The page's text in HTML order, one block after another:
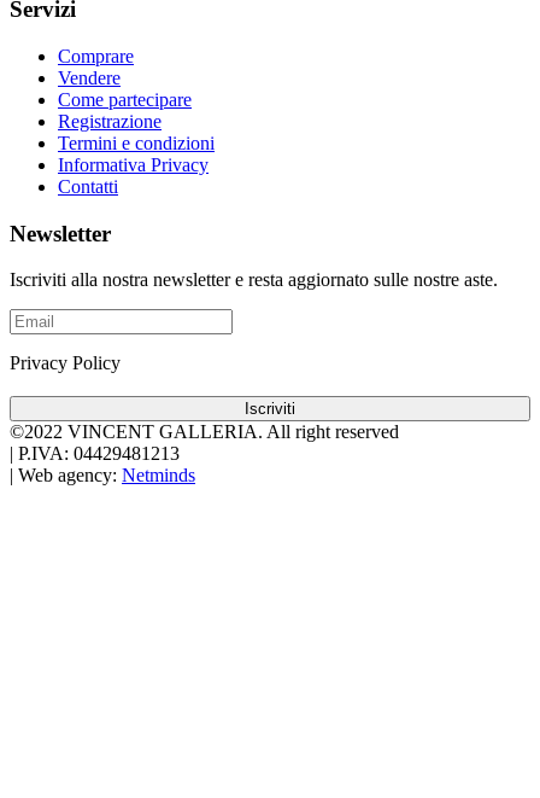
Servizi
Comprare
Vendere
Come partecipare
Registrazione
Termini e condizioni
Informativa Privacy
Contatti
Newsletter
Iscriviti alla nostra newsletter e resta aggiornato sulle nostre aste.
Privacy Policy
Iscriviti
©2022 VINCENT GALLERIA. All right reserved
P.IVA: 04429481213
Web agency: Netminds